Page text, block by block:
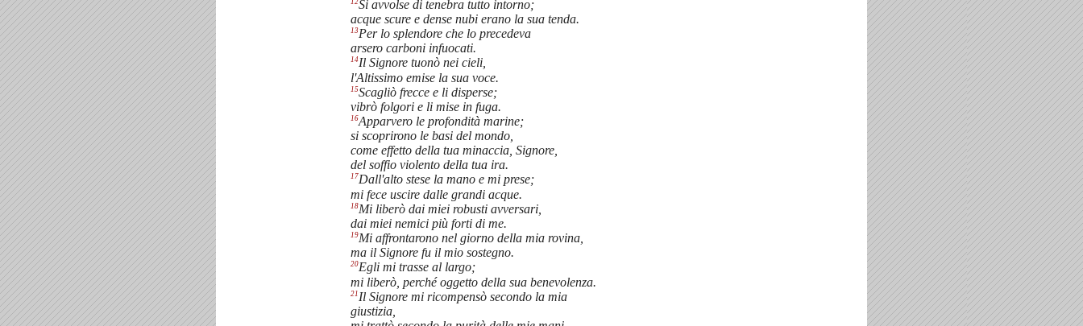
Si avvolse di tenebra tutto intorno;
acque scure e dense nubi erano la sua tenda.
13Per lo splendore che lo precedeva
arsero carboni infuocati.
14Il Signore tuonò nei cieli,
l'Altissimo emise la sua voce.
15Scagliò frecce e li disperse;
vibrò folgori e li mise in fuga.
16Apparvero le profondità marine;
si scoprirono le basi del mondo,
come effetto della tua minaccia, Signore,
del soffio violento della tua ira.
17Dall'alto stese la mano e mi prese;
mi fece uscire dalle grandi acque.
18Mi liberò dai miei robusti avversari,
dai miei nemici più forti di me.
19Mi affrontarono nel giorno della mia rovina,
ma il Signore fu il mio sostegno.
20Egli mi trasse al largo;
mi liberò, perché oggetto della sua benevolenza.
21 Il Signore mi ricompensò secondo la mia
giustizia,